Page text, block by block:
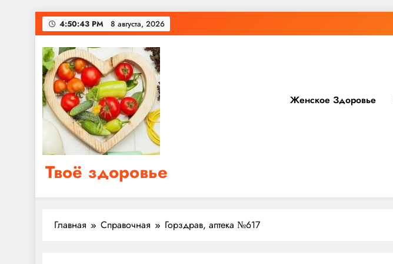
Перейти
к
содержимому
4:50:43 PM 8 августа, 2026
Твоё здоровье
Сайт о правильном питании, женском и мужском здоровье
Женское Здоровье
Главная Справочная Горздрав, аптека №617